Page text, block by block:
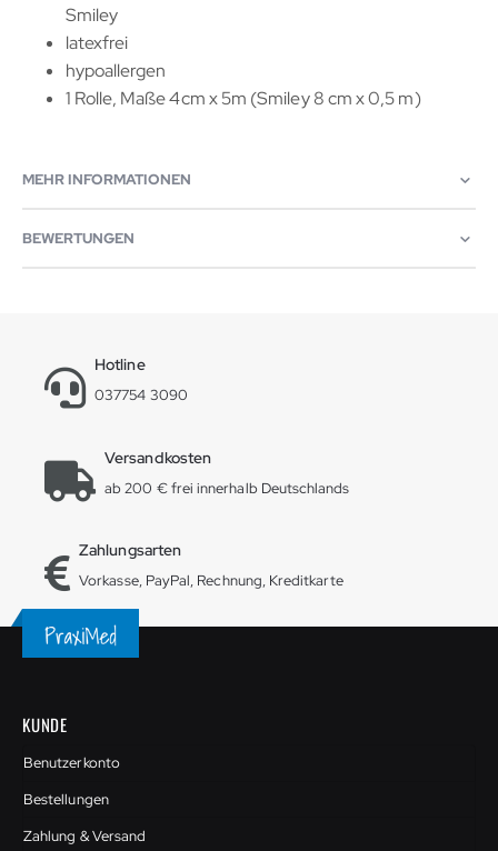
Smiley
latexfrei
hypoallergen
1 Rolle, Maße 4cm x 5m (Smiley 8 cm x 0,5 m)
MEHR INFORMATIONEN
BEWERTUNGEN
Hotline
037754 3090
Versandkosten
ab 200 € frei innerhalb Deutschlands
Zahlungsarten
Vorkasse, PayPal, Rechnung, Kreditkarte
KUNDE
Benutzerkonto
Bestellungen
Zahlung & Versand